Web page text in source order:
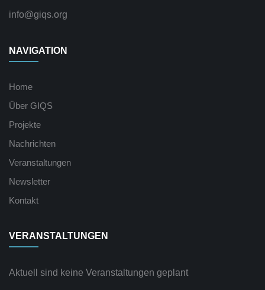
info@giqs.org
NAVIGATION
Home
Über GIQS
Projekte
Nachrichten
Veranstaltungen
Newsletter
Kontakt
VERANSTALTUNGEN
Aktuell sind keine Veranstaltungen geplant